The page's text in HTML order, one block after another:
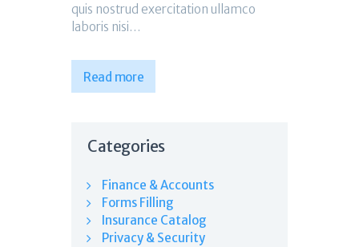
quis nostrud exercitation ullamco
laboris nisi…
Read more
Categories
Finance & Accounts
Forms Filling
Insurance Catalog
Privacy & Security